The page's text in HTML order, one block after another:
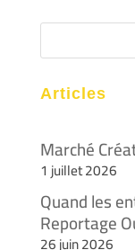
Articles
Marché
1 juillet 2026
Quand les
Reportage
26 juin 2026